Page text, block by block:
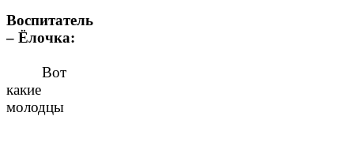
Воспитатель
– Ёлочка:
Вот
какие
молодцы